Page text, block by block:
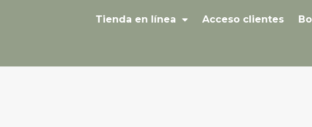
Tienda en línea Acceso clientes